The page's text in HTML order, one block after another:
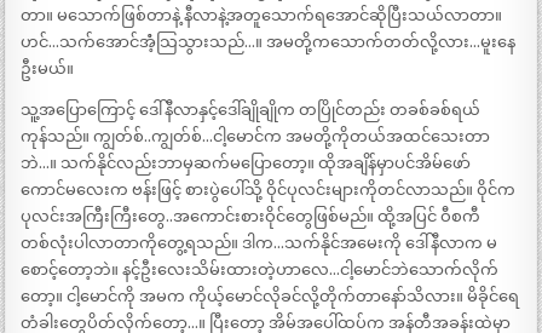
တာ။ မသောက်ဖြစ်တာနဲ့ နီလာနဲ့အတူသောက်ရအောင်ဆိုပြီးသယ်လာတာ။
ဟင်…သက်အောင်အံံ့သြသွားသည်…။ အမတို့ကသောက်တတ်လို့လား…မူးနေ
ဦးမယ်။
သူ့အပြောကြောင့် ဒေါ်နီလာနှင့်ဒေါ်ချိုချိုက တပြိုင်တည်း တခစ်ခစ်ရယ်
ကုန်သည်။ ကျွတ်စ်..ကျွတ်စ်…ငါ့မောင်က အမတို့ကိုတယ်အထင်သေးတာ
ဘဲ…။ သက်နိုင်လည်းဘာမှဆက်မပြောတော့။ ထိုအချိန်မှာပင်အိမ်ဖော်
ကောင်မလေးက ဗန်းဖြင့် စားပွဲပေါ်သို့ ဝိုင်ပုလင်းများကိုတင်လာသည်။ ဝိုင်က
ပုလင်းအကြီးကြီးတွေ..အကောင်းစားဝိုင်တွေဖြစ်မည်။ ထို့အပြင် ဝီစကီ
တစ်လုံးပါလာတာကိုတွေ့ရသည်။ ဒါက…သက်နိုင်အမေးကို ဒေါ်နီလာက မ
စောင့်တော့ဘဲ။ နင့်ဦးလေးသိမ်းထားတဲ့ဟာလေ…ငါ့မောင်ဘဲသောက်လိုက်
တော့။ ငါ့မောင်ကို အမက ကိုယ့်မောင်လိုခင်လို့တိုက်တာနော်သိလား။ မိခိုင်ရေ
တံခါးတွေပိတ်လိုက်တော့…။ ပြီးတော့ အိမ်အပေါ်ထပ်က အန်တီအခန်းထဲမှာ